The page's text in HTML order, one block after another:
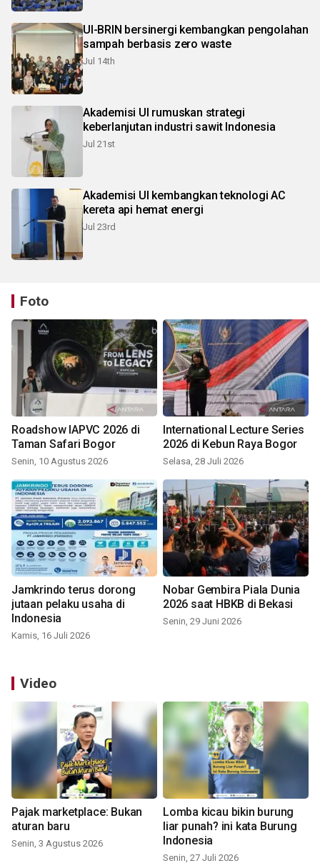
UI-BRIN bersinergi kembangkan pengolahan
sampah berbasis zero waste
Jul 14th
Akademisi UI rumuskan strategi
keberlanjutan industri sawit Indonesia
Jul 21st
Akademisi UI kembangkan teknologi AC
kereta api hemat energi
Jul 23rd
Foto
Roadshow IAPVC 2026 di
Taman Safari Bogor
Senin, 10 Agustus 2026
International Lecture Series
2026 di Kebun Raya Bogor
Selasa, 28 Juli 2026
Jamkrindo terus dorong
jutaan pelaku usaha di
Indonesia
Kamis, 16 Juli 2026
Nobar Gembira Piala Dunia
2026 saat HBKB di Bekasi
Senin, 29 Juni 2026
Video
Pajak marketplace: Bukan
aturan baru
Senin, 3 Agustus 2026
Lomba kicau bikin burung
liar punah? ini kata Burung
Indonesia
Senin, 27 Juli 2026